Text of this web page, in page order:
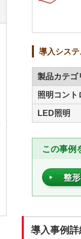
導入システ
製品カテゴ
照明コント
LED照明
この事例
整
導入事例詳